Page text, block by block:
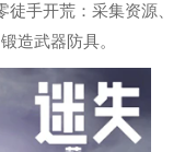
手开荒：采集资源、
造武器防具。